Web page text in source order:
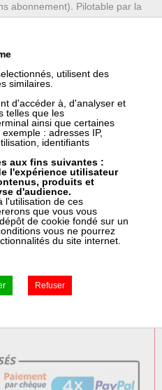
abonnement). Pilotable par la
ou Google assistant).
utilisent des
similaires.
d'accéder à, d'analyser et
telles que les
ainsi que certaines
: adresses IP,
identifiants
aux fins suivantes :
l'expérience utilisateur
produits et
d'audience.
l'utilisation de ces
que vous vous
de cookie fondé sur un
vous ne pourrez
du site internet.